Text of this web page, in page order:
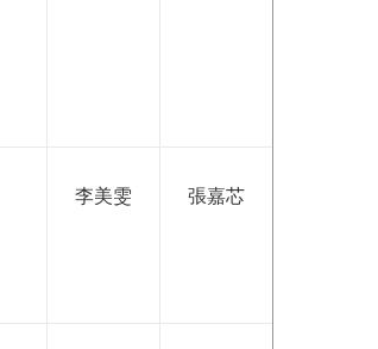
李美雯 張嘉芯